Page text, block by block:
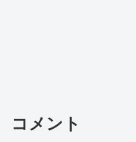
コメント